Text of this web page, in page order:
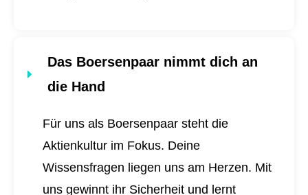
Das Boersenpaar nimmt dich an
die Hand
Für uns als Boersenpaar steht die
Aktienkultur im Fokus. Deine
Wissensfragen liegen uns am Herzen. Mit
uns gewinnt ihr Sicherheit und lernt